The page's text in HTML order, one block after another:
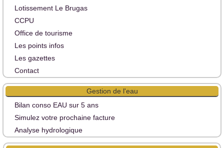
Lotissement Le Brugas
CCPU
Office de tourisme
Les points infos
Les gazettes
Contact
Gestion de l'eau
Bilan conso EAU sur 5 ans
Simulez votre prochaine facture
Analyse hydrologique